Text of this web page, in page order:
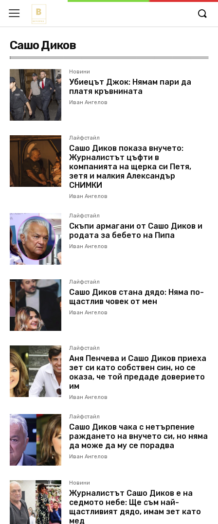
Сашо Диков
Новини
Убиецът Джок: Нямам пари да
платя кръвнината
Иван Ангелов
Лайфстайл
Сашо Диков показа внучето:
Журналистът цъфти в
компанията на щерка си Петя,
зетя и малкия Александър
СНИМКИ
Иван Ангелов
Лайфстайл
Скъпи армагани от Сашо Диков и
родата за бебето на Пипа
Иван Ангелов
Лайфстайл
Сашо Диков стана дядо: Няма по-
щастлив човек от мен
Иван Ангелов
Лайфстайл
Аня Пенчева и Сашо Диков приеха
зет си като собствен син, но се
оказа, че той предаде доверието
им
Иван Ангелов
Лайфстайл
Сашо Диков чака с нетърпение
раждането на внучето си, но няма
да може да му се порадва
Иван Ангелов
Новини
Журналистът Сашо Диков е на
седмото небе: Ще съм най-
щастливият дядо, имам зет като
мед